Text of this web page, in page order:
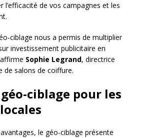
l’efficacité de vos campagnes et les
ciblage nous a permis de multiplier
investissement publicitaire en
Sophie Legrand, directrice
de salons de coiffure.
ciblage pour les
le géo-ciblage présente